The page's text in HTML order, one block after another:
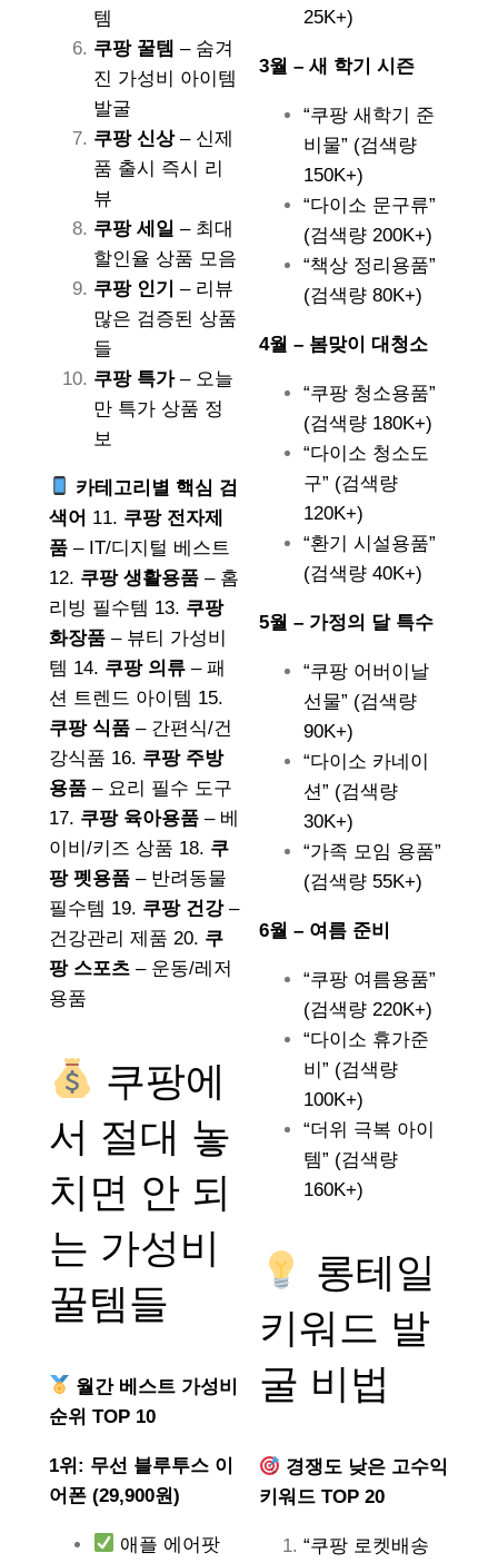
템
쿠팡 꿀템 – 숨겨
진 가성비 아이템
발굴
쿠팡 신상– 신제
품 출시 즉시 리
뷰
쿠팡 세일 – 최대
할인율 상품 모음
쿠팡 인기
– 리뷰
많은 검증된 상품
들
쿠팡 특가– 오늘
만 특가 상품 정
보
카테고리별 핵심 검
색어 11. 쿠팡 전자제
품 – IT/디지털 베스트
12. 쿠팡 생활용품 – 홈
리빙 필수템 13. 쿠팡
화장품 – 뷰티 가성비
템 14. 쿠팡 의류 – 패
션 트렌드 아이템 15.
쿠팡 식품 – 간편식/건
강식품 16. 쿠팡 주방
용품 – 요리 필수 도구
17. 쿠팡 육아용품 – 베
이비/키즈 상품 18. 쿠
팡 펫용품 – 반려동물
필수템 19. 쿠팡 건강–
건강관리 제품 20. 쿠
팡 스포츠 – 운동/레저
용품
쿠팡에
서 절대 놓
치면 안 되
는 가성비
꿀템들
월간 베스트 가성비
순위 TOP 10
1위: 무선 블루투스 이
어폰 (29,900원)
애플 에어팟
25K+)
3월 – 새 학기 시즌
“쿠팡 새학기 준
비물” (검색량
150K+)
“다이소 문구류”
(검색량 200K+)
“책상 정리용품”
(검색량 80K+)
4월 – 봄맞이 대청소
“쿠팡 청소용품”
(검색량 180K+)
“다이소 청소도
구” (검색량
120K+)
“환기 시설용품”
(검색량 40K+)
5월 – 가정의 달 특수
“쿠팡 어버이날
선물” (검색량
90K+)
“다이소 카네이
션” (검색량
30K+)
“가족 모임 용품”
(검색량 55K+)
6월 – 여름 준비
“쿠팡 여름용품”
(검색량 220K+)
“다이소 휴가준
비” (검색량
100K+)
“더위 극복 아이
템” (검색량
160K+)
롱테일
키워드 발
굴 비법
경쟁도 낮은 고수익
키워드 TOP 20
“쿠팡 로켓배송